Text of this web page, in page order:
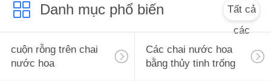
CẦU
BÁO
GIÁ
Danh mục phổ biến
Tất cả
các
cuộn rỗng trên chai
nước hoa
Các chai nước hoa
bằng thủy tinh trống